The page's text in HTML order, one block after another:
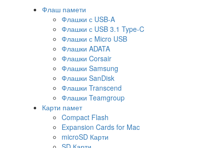
Флаш памети
Флашки с USB-A
Флашки с USB 3.1 Type-C
Флашки с Micro USB
Флашки ADATA
Флашки Corsair
Флашки Samsung
Флашки SanDisk
Флашки Transcend
Флашки Teamgroup
Карти памет
Compact Flash
Expansion Cards for Mac
microSD Карти